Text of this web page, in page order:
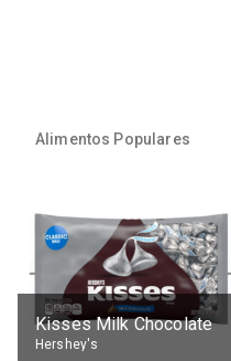
Alimentos Populares
Kisses Milk Chocolate
Hershey's